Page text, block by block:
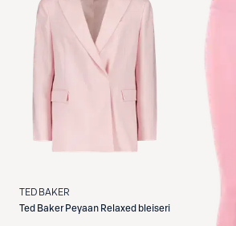
TED BAKER
Ted Baker Peyaan Relaxed bleiseri